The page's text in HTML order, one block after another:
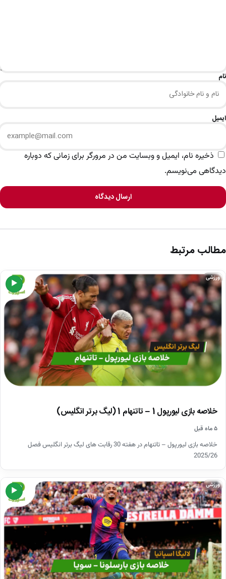
نام
ایمیل
ذخیره نام، ایمیل و وبسایت من در مرورگر برای زمانی که دوباره
دیدگاهی می‌نویسم.
ارسال دیدگاه
مطالب مرتبط
▶
ورزشی
خلاصه بازی لیورپول 1 – تاتنهام 1 (لیگ برتر انگلیس)
۵ ماه قبل
خلاصه بازی لیورپول – تاتنهام در هفته 30 رقابت های لیگ برتر انگلیس فصل
2025/26
▶
ورزشی